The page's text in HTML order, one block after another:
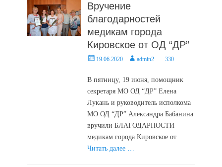
Вручение
благодарностей
медикам города
Кировское от ОД “ДР”
Posted19.06.2020 Authoradmin2 330
В пятницу, 19 июня, помощник
секретаря МО ОД “ДР” Елена
Лукань и руководитель исполкома
МО ОД “ДР” Александра Бабанина
вручили БЛАГОДАРНОСТИ
медикам города Кировское от
Читать далее …